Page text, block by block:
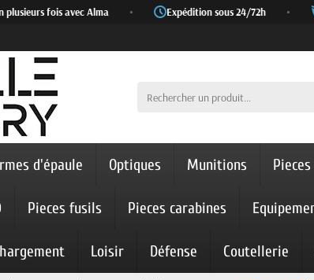
fois avec Alma Expédition sous 24/72h
d'épaule Optiques Munitions
Pieces fusils Pieces carabines
Loisir Défense Coutellerie